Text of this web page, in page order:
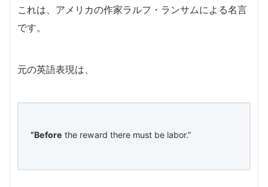
これは、アメリカの作家ラルフ・ランサムによる名言
です。
元の英語表現は、
”Before the reward there must be labor.”